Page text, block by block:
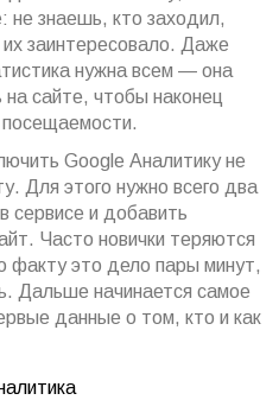
не знаешь, кто заходил,
заинтересовало. Даже
нужна всем — она
на сайте, чтобы наконец
посещаемости.
Google Аналитику не
Для этого нужно всего два
сервисе и добавить
Часто новички теряются
факту это дело пары минут,
Дальше начинается самое
данные о том, кто и как